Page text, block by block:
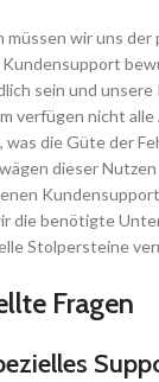
müssen wir uns
sein und
verfügen nicht
was die Güte der
dieser
die benötigte
Stolpersteine
Fragen